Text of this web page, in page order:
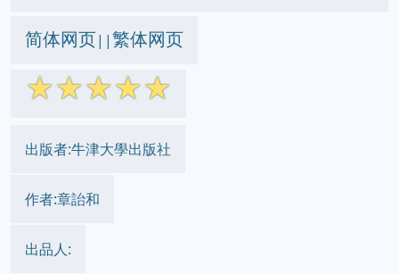
简体网页||繁体网页
☆☆☆☆☆
出版者:牛津大學出版社
作者:章詒和
出品人: